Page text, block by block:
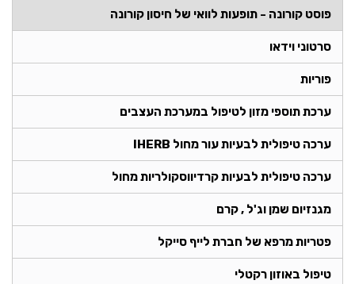
פוסט קורונה - תופעות לוואי של חיסון קורונה
סרטוני וידאו
פוריות
ערכת תוספי מזון לטיפול במערכת העצבים
ערכה טיפולית לבעיות עור מחול IHERB
ערכה טיפולית לבעיות קרדיווסקולריות מחול
מגנזיום שמן וג'ל , קרם
פטריות מרפא של חברת לייף סייקל
טיפול באוזון רקטלי